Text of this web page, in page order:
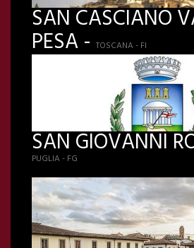
SAN CASCIANO
PESA - TOSCANA - FI
SAN GIOVANNI
PUGLIA - FG